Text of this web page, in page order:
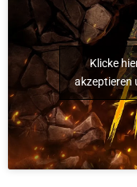
Klicke
akzeptieren